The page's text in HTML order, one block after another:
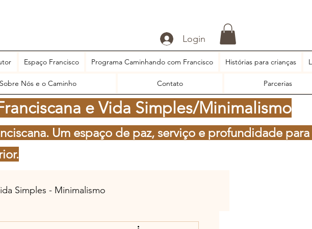
Login
Espaço Francisco Programa Caminhando com Francisco Histórias para crianças
Sobre Nós e o Caminho Contato Parcerias
e Vida Simples/Minimalismo
Um espaço de paz, serviço e profundidade para
Simples - Minimalismo